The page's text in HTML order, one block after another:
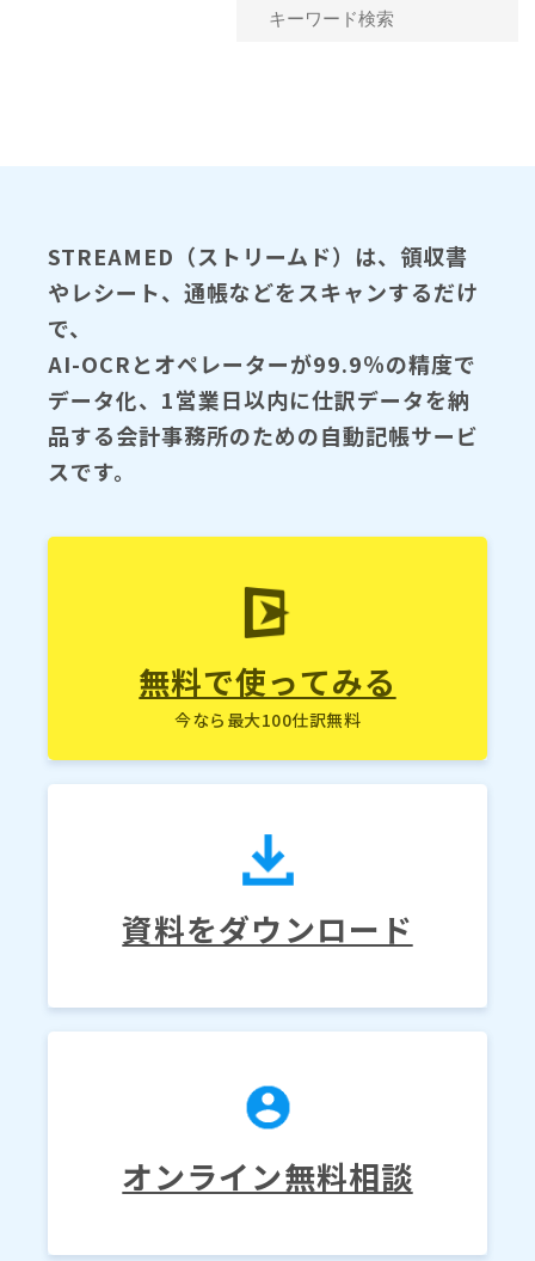
STREAMED（ストリームド）は、領収書
やレシート、通帳などをスキャンするだけ
で、
AI-OCRとオペレーターが99.9％の精度で
データ化、1営業日以内に仕訳データを納
品する会計事務所のための自動記帳サービ
スです。
無料で使ってみる
今なら最大100仕訳無料
資料をダウンロード
オンライン無料相談